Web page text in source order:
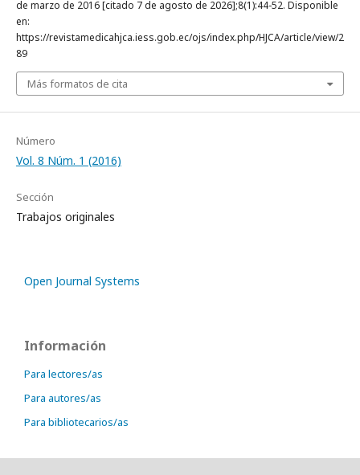
de marzo de 2016 [citado 7 de agosto de 2026];8(1):44-52. Disponible
en:
https://revistamedicahjca.iess.gob.ec/ojs/index.php/HJCA/article/view/2
89
Más formatos de cita
Número
Vol. 8 Núm. 1 (2016)
Sección
Trabajos originales
Open Journal Systems
Información
Para lectores/as
Para autores/as
Para bibliotecarios/as